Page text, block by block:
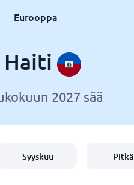
Eurooppa
Haiti
2027 sää
Syyskuu